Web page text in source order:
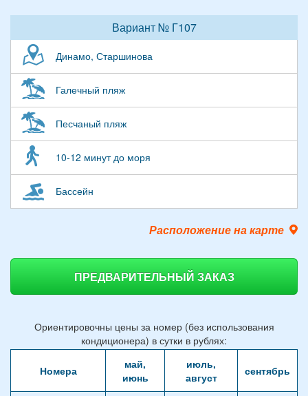
Вариант № Г107
Динамо, Старшинова
Галечный пляж
Песчаный пляж
10-12 минут до моря
Бассейн
Расположение на карте
ПРЕДВАРИТЕЛЬНЫЙ ЗАКАЗ
Ориентировочны цены за номер (без использования
кондиционера) в сутки в рублях:
Номера
май,
июнь
июль,
август
сентябрь